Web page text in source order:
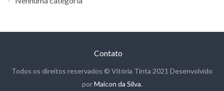
Contato
Todos os direitos reservados © Vitória Tinta 2021 Desenvolvido
porMaicon da Silva.